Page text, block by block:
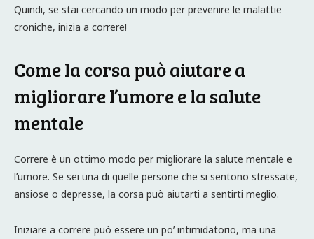
Quindi, se stai cercando un modo per prevenire le malattie
croniche, inizia a correre!
Come la corsa può aiutare a
migliorare l’umore e la salute
mentale
Correre è un ottimo modo per migliorare la salute mentale e
l’umore. Se sei una di quelle persone che si sentono stressate,
ansiose o depresse, la corsa può aiutarti a sentirti meglio.
Iniziare a correre può essere un po’ intimidatorio, ma una